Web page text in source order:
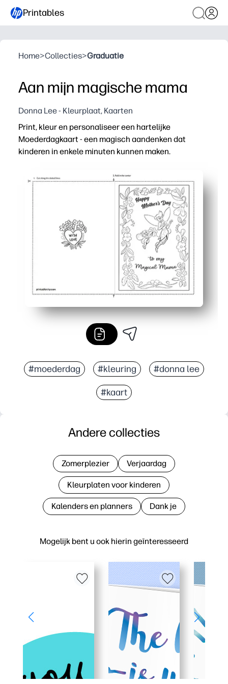
Printables
Home>Collecties>Graduatie
Aan mijn magische mama
Donna Lee - Kleurplaat, Kaarten
Print, kleur en personaliseer een hartelijke
Moederdagkaart - een magisch aandenken dat
kinderen in enkele minuten kunnen maken.
Geen voorbereiding - gewoon afdrukken op
Aantrekkelijk voor alle leeftijden - speelse
Geschikt voor in de klas en thuis - perfect voor
Aanpasbaar aandenken - genoeg ruimte voor
#moederdag #kleuring #donna lee
#kaart
Mogelijk bent u ook hierin geïnteresseerd
Andere collecties
Zomerplezier Verjaardag
Kleurplaten voor kinderen
Kalenders en planners Dank je